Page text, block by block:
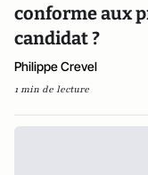
conforme aux
candidat ?
Philippe Crevel
1 min de lecture